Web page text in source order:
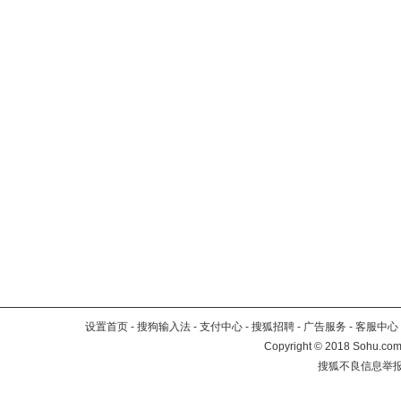
设置首页 - 搜狗输入法 - 支付中心 - 搜狐招聘 - 广告服务 - 客服中心
Copyright©2018
搜狐不良信息举